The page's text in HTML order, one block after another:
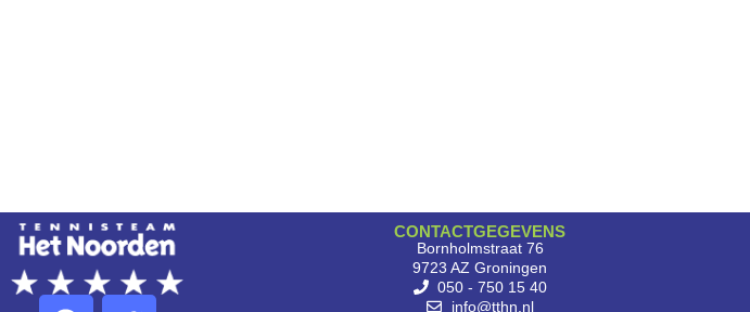
CONTACTGEGEVENS
Bornholmstraat 76
9723 AZ Groningen
050 - 750 15 40
info@tthn.nl